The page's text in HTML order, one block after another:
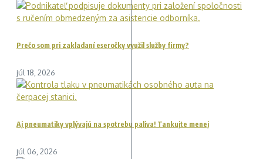
Prečo som pri zakladaní eseročky využil služby firmy?
júl 18, 2026
Aj pneumatiky vplývajú na spotrebu paliva! Tankujte menej
júl 06, 2026